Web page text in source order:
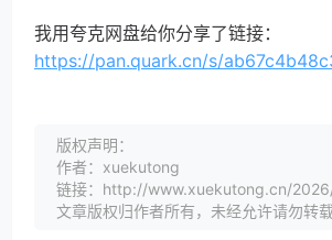
我用夸克网盘给你分享了链接：
https://pan.quark.cn/s/
版权声明：
作者：xuekutong
链接：http://www.xuekutong.cn/
文章版权归作者所有，未经允许请勿转载